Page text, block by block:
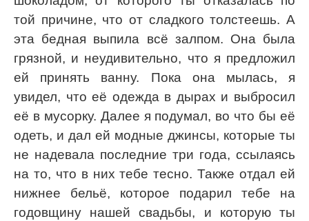
той причине, что от сладкого толстеешь. А
эта бедная выпила всё залпом. Она была
грязной, и неудивительно, что я предложил
ей принять ванну. Пока она мылась, я
увидел, что её одежда в дырах и выбросил
её в мусорку. Далее я подумал, во что бы её
одеть, и дал ей модные джинсы, которые ты
не надевала последние три года, ссылаясь
на то, что в них тебе тесно. Также отдал ей
нижнее бельё, которое подарил тебе на
годовщину нашей свадьбы, и которую ты